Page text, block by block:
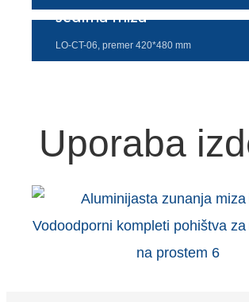
繁體
Jedilna miza
LO-CT-06, premer 420*480 mm
Uporaba